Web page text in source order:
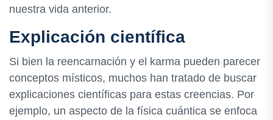
nuestra vida anterior.
Explicación científica
Si bien la reencarnación y el karma pueden parecer
conceptos místicos, muchos han tratado de buscar
explicaciones científicas para estas creencias. Por
ejemplo, un aspecto de la física cuántica se enfoca